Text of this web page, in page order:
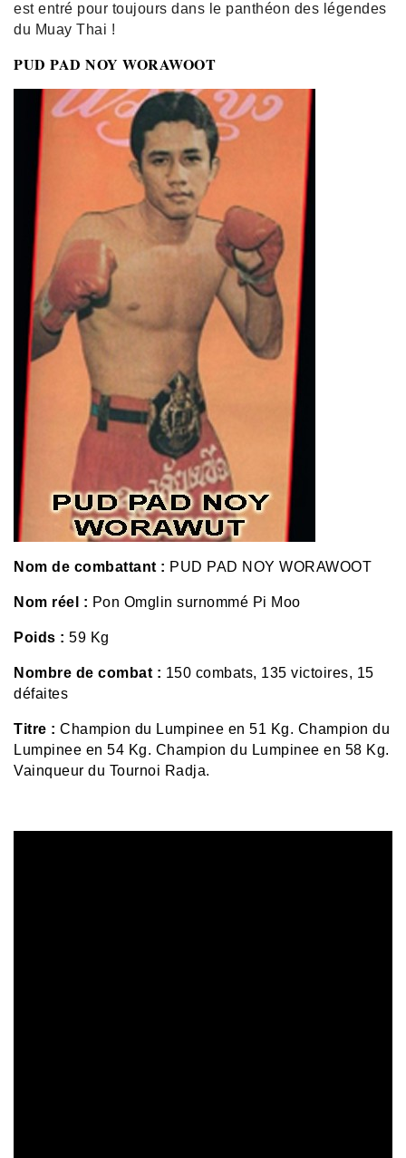
est entré pour toujours dans le panthéon des légendes
du Muay Thai !
PUD PAD NOY WORAWOOT
Nom de combattant : PUD PAD NOY WORAWOOT
Nom réel : Pon Omglin surnommé Pi Moo
Poids : 59 Kg
Nombre de combat : 150 combats, 135 victoires, 15
défaites
Titre : Champion du Lumpinee en 51 Kg. Champion du
Lumpinee en 54 Kg. Champion du Lumpinee en 58 Kg.
Vainqueur du Tournoi Radja.